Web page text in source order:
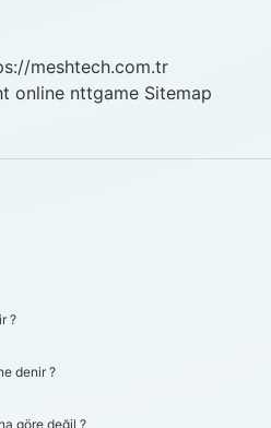
meshtech.com.tr
online nttgame Sitemap
?
denir ?
göre değil ?